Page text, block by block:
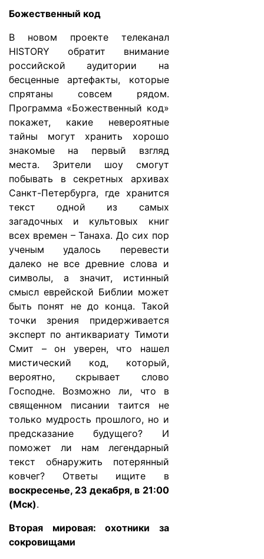
Божественный код
В новом проекте телеканал
HISTORY обратит внимание
российской аудитории на
бесценные артефакты, которые
спрятаны совсем рядом.
Программа «Божественный код»
покажет, какие невероятные
тайны могут хранить хорошо
знакомые на первый взгляд
места. Зрители шоу смогут
побывать в секретных архивах
Санкт-Петербурга, где хранится
текст одной из самых
загадочных и культовых книг
всех времен – Танаха. До сих пор
ученым удалось перевести
далеко не все древние слова и
символы, а значит, истинный
смысл еврейской Библии может
быть понят не до конца. Такой
точки зрения придерживается
эксперт по антиквариату Тимоти
Смит – он уверен, что нашел
мистический код, который,
вероятно, скрывает слово
Господне. Возможно ли, что в
священном писании таится не
только мудрость прошлого, но и
предсказание будущего? И
поможет ли нам легендарный
текст обнаружить потерянный
ковчег? Ответы ищите в
воскресенье, 23 декабря, в 21:00
(Мск).
Вторая мировая: охотники за
сокровищами